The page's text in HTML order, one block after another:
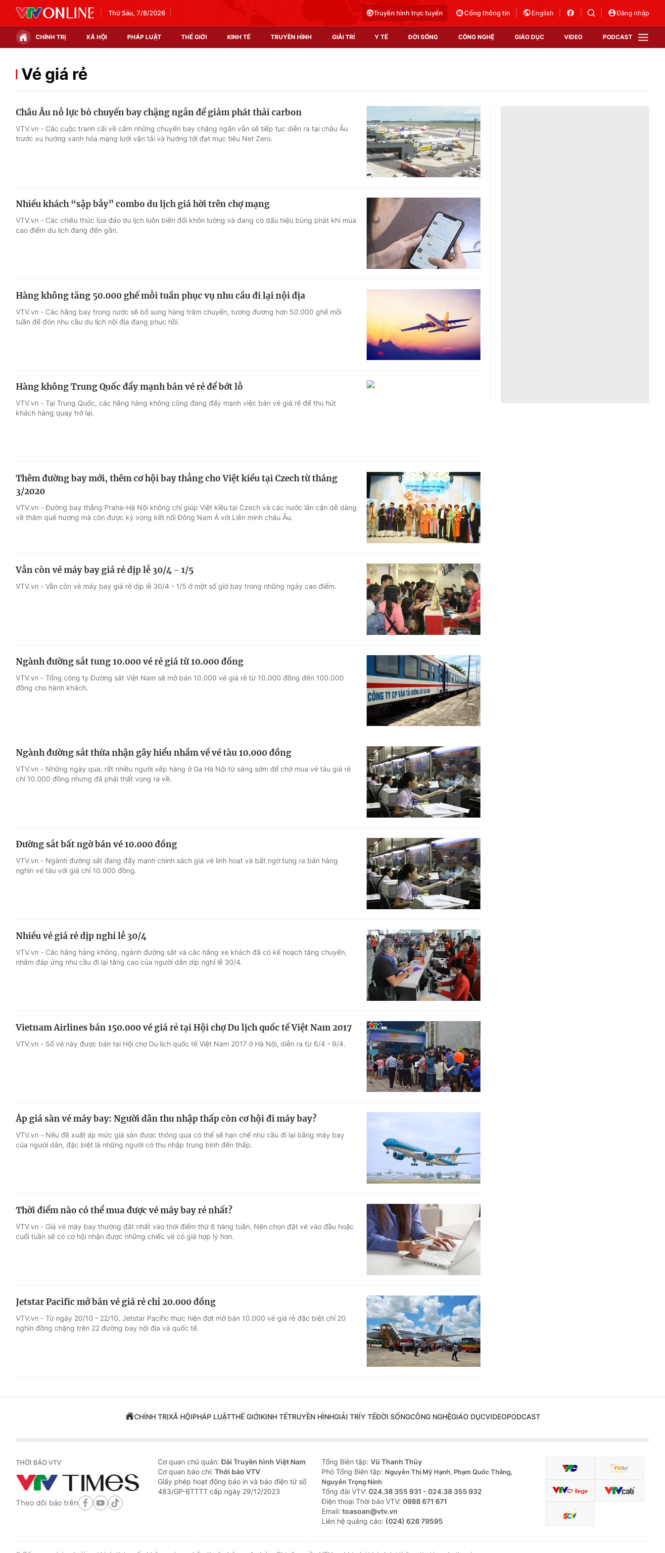
Thứ Sáu, 7/8/2026 Truyền hình trực tuyến Cổng thông tin English Đăng nhập
CHÍNH TRỊ XÃ HỘI PHÁP LUẬT THẾ GIỚI KINH TẾ TRUYỀN HÌNH GIẢI TRÍ Y TẾ ĐỜI SỐNG CÔNG NGHỆ GIÁO DỤC VIDEO PODCAST
Chính trị
Thế giới đó đây
Thị trường
Hậu trường
Video
Shorts video
Podcast
EMagazine
Photo
Infographic
Góc ảnh
Điện ảnh
Âm nhạc
Sao
Du lịch
Làm đẹp
Chất lượng cuộc sống
Tuyển sinh
Học trực tuyến
Công nghệ
Hitech Công nghệ tương lai
Thị trường
Tư vấn
VTV Sức khoẻ
Vé giá rẻ
Châu Âu nỗ lực bỏ chuyến bay chặng ngắn để giảm phát thải carbon
VTV.vn - Các cuộc tranh cãi về cấm những chuyến bay chặng ngắn vẫn sẽ tiếp tục diễn ra tại châu Âu
trước xu hướng xanh hóa mạng lưới vận tải và hướng tới đạt mục tiêu Net Zero.
Nhiều khách “sập bẫy” combo du lịch giá hời trên chợ mạng
VTV.vn - Các chiêu thức lừa đảo du lịch luôn biến đổi khôn lường và đang có dấu hiệu bùng phát khi mùa
cao điểm du lịch đang đến gần.
Hàng không tăng 50.000 ghế mỗi tuần phục vụ nhu cầu đi lại nội địa
VTV.vn - Các hãng bay trong nước sẽ bổ sung hàng trăm chuyến, tương đương hơn 50.000 ghế mỗi
tuần để đón nhu cầu du lịch nội địa đang phục hồi.
Hàng không Trung Quốc đẩy mạnh bán vé rẻ để bớt lỗ
VTV.vn - Tại Trung Quốc, các hãng hàng không cũng đang đẩy mạnh việc bán vé giá rẻ để thu hút
khách hàng quay trở lại.
Thêm đường bay mới, thêm cơ hội bay thẳng cho Việt kiều tại Czech từ tháng
3/2020
VTV.vn - Đường bay thẳng Praha-Hà Nội không chỉ giúp Việt kiều tại Czech và các nước lân cận dễ dàng
về thăm quê hương mà còn được kỳ vọng kết nối Đông Nam Á với Liên minh châu Âu.
Vẫn còn vé máy bay giá rẻ dịp lễ 30/4 - 1/5
VTV.vn - Vẫn còn vé máy bay giá rẻ dịp lễ 30/4 - 1/5 ở một số giờ bay trong những ngày cao điểm.
Ngành đường sắt tung 10.000 vé rẻ giá từ 10.000 đồng
VTV.vn - Tổng công ty Đường sắt Việt Nam sẽ mở bán 10.000 vé giá rẻ từ 10.000 đồng đến 100.000
đồng cho hành khách.
Ngành đường sắt thừa nhận gây hiểu nhầm về vé tàu 10.000 đồng
VTV.vn - Những ngày qua, rất nhiều người xếp hàng ở Ga Hà Nội từ sáng sớm để chờ mua vé tàu giá rẻ
chỉ 10.000 đồng nhưng đã phải thất vọng ra về.
Đường sắt bất ngờ bán vé 10.000 đồng
VTV.vn - Ngành đường sắt đang đẩy mạnh chính sách giá vé linh hoạt và bất ngờ tung ra bán hàng
nghìn vé tàu với giá chỉ 10.000 đồng.
Nhiều vé giá rẻ dịp nghỉ lễ 30/4
VTV.vn - Các hãng hàng không, ngành đường sắt và các hãng xe khách đã có kế hoạch tăng chuyến,
nhằm đáp ứng nhu cầu đi lại tăng cao của người dân dịp nghỉ lễ 30/4.
Vietnam Airlines bán 150.000 vé giá rẻ tại Hội chợ Du lịch quốc tế Việt Nam 2017
VTV.vn - Số vé này được bán tại Hội chợ Du lịch quốc tế Việt Nam 2017 ở Hà Nội, diễn ra từ 6/4 - 9/4.
Áp giá sàn vé máy bay: Người dân thu nhập thấp còn cơ hội đi máy bay?
VTV.vn - Nếu đề xuất áp mức giá sàn được thông qua có thể sẽ hạn chế nhu cầu đi lại bằng máy bay
của người dân, đặc biệt là những người có thu nhập trung bình đến thấp.
Thời điểm nào có thể mua được vé máy bay rẻ nhất?
VTV.vn - Giá vé máy bay thường đắt nhất vào thời điểm thứ 6 hàng tuần. Nên chọn đặt vé vào đầu hoặc
cuối tuần sẽ có cơ hội nhận được những chiếc vé có giá hợp lý hơn.
Jetstar Pacific mở bán vé giá rẻ chỉ 20.000 đồng
VTV.vn - Từ ngày 20/10 - 22/10, Jetstar Pacific thực hiện đợt mở bán 10.000 vé giá rẻ đặc biệt chỉ 20
nghìn đồng chặng trên 22 đường bay nội địa và quốc tế.
CHÍNH TRỊXÃ HỘIPHÁP LUẬTTHẾ GIỚIKINH TẾTRUYỀN HÌNHGIẢI TRÍY TẾĐỜI SỐNGCÔNG NGHỆGIÁO DỤCVIDEOPODCAST
THỜI BÁO VTV
Theo dõi báo trên
Cơ quan chủ quản:Đài Truyền hình Việt Nam
Cơ quan báo chí: Thời báo VTV
Giấy phép hoạt động báo in và báo điện tử số
483/GP-BTTTT cấp ngày 29/12/2023
Tổng Biên tập: Vũ Thanh Thủy
Phó Tổng Biên tập: Nguyễn Thị Mỹ Hạnh, Phạm Quốc Thắng,
Nguyễn Trọng Ninh
Tổng đài VTV: 024.38 355 931 - 024.38 355 932
Ðiện thoại Thời báo VTV: 0988 671 671
Email: toasoan@vtv.vn
Liên hệ quảng cáo: (024) 626 79595